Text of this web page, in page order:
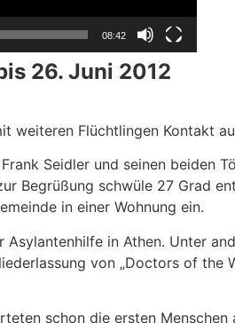
08:42
26. Juni 2012
weiteren Flüchtlingen Kontakt
Seidler und seinen beiden
Begrüßung schwüle 27 Grad
in einer Wohnung ein.
in Athen. Unter
von „Doctors of the
schon die ersten Menschen